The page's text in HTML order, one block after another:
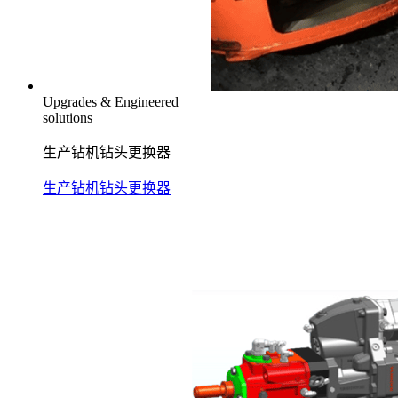
Upgrades & Engineered
solutions
生产钻机钻头更换器
生产钻机钻头更换器